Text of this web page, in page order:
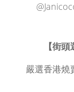
【街
嚴選香港燒